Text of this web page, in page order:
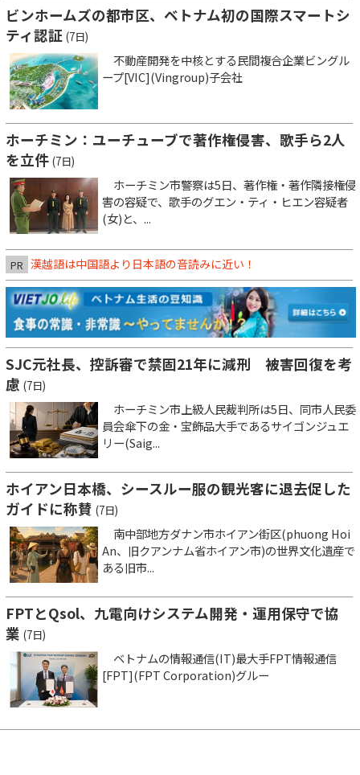
ビンホームズの都市区、ベトナム初の国際スマートシ
ティ認証 (7日)
不動産開発を中核とする民間複合企業ビングル
ープ[VIC](Vingroup)子会社
ホーチミン：ユーチューブで著作権侵害、歌手ら2人
を立件 (7日)
ホーチミン市警察は5日、著作権・著作隣接権侵
害の容疑で、歌手のグエン・ティ・ヒエン容疑者
(女)と、...
PR 漢越語は中国語より日本語の音読みに近い！
SJC元社長、控訴審で禁固21年に減刑 被害回復を考
慮 (7日)
ホーチミン市上級人民裁判所は5日、同市人民委
員会傘下の金・宝飾品大手であるサイゴンジュエ
リー(Saig...
ホイアン日本橋、シースルー服の観光客に退去促した
ガイドに称賛 (7日)
南中部地方ダナン市ホイアン街区(phuong Hoi
An、旧クアンナム省ホイアン市)の世界文化遺産で
ある旧市...
FPTとQsol、九電向けシステム開発・運用保守で協
業 (7日)
ベトナムの情報通信(IT)最大手FPT情報通信
[FPT](FPT Corporation)グルー